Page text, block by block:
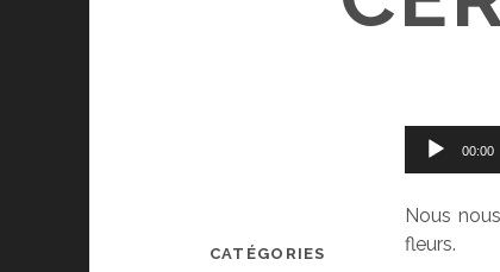
Lecteur
00:00
Nous
fleurs.
CATÉGORIES